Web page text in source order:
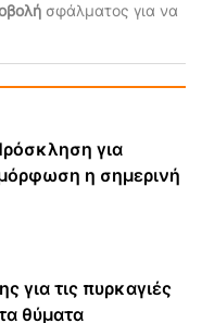
σφάλματος για να
για
η σημερινή
για τις πυρκαγιές
θύματα